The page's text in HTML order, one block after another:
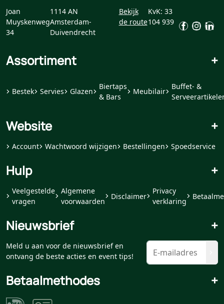
Joan
Muyskenweg
34
1114 AN
Amsterdam-
Duivendrecht
Bekijk
de route
KvK: 33
104 939
Assortiment +
Bestek Servies Glazen
Biertaps
& Bars
Meubilair
Buffet- &
Website +
Account Wachtwoord wijzigen Bestellingen Spoedservice
Hulp +
Veelgestelde
vragen
Algemene
voorwaarden
Disclaimer
Privacy
verklaring
Nieuwsbrief +
Meld u aan voor de nieuwsbrief en
ontvang de beste acties en event tips!
Betaalmethodes +